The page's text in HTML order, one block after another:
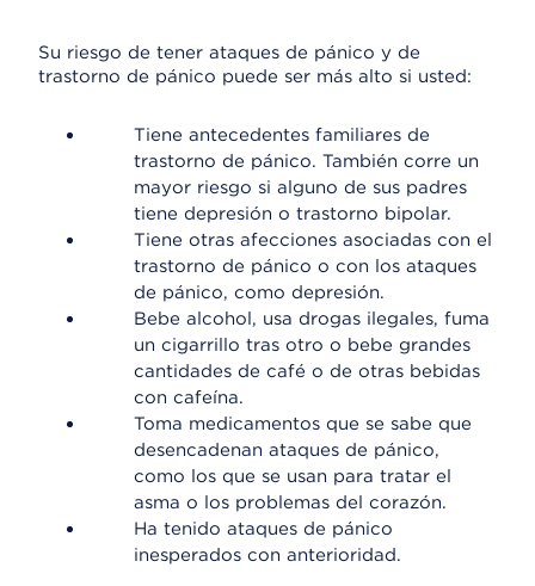
Su riesgo de tener ataques de pánico y de
trastorno de pánico puede ser más alto si usted:
Tiene antecedentes familiares de
trastorno de pánico. También corre un
mayor riesgo si alguno de sus padres
tiene depresión o trastorno bipolar.
Tiene otras afecciones asociadas con el
trastorno de pánico o con los ataques
de pánico, como depresión.
Bebe alcohol, usa drogas ilegales, fuma
un cigarrillo tras otro o bebe grandes
cantidades de café o de otras bebidas
con cafeína.
Toma medicamentos que se sabe que
desencadenan ataques de pánico,
como los que se usan para tratar el
asma o los problemas del corazón.
Ha tenido ataques de pánico
inesperados con anterioridad.